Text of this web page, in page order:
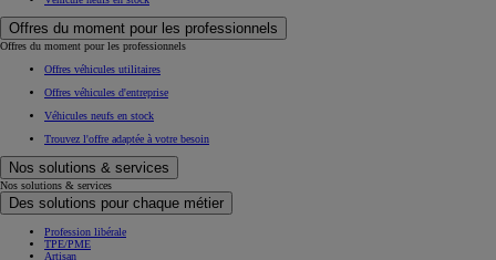
Offres du moment pour les professionnels
Offres du moment pour les professionnels
Offres véhicules utilitaires
Offres véhicules d'entreprise
Véhicules neufs en stock
Trouvez l'offre adaptée à votre besoin
Nos solutions & services
Nos solutions & services
Des solutions pour chaque métier
Profession libérale
TPE/PME
Artisan